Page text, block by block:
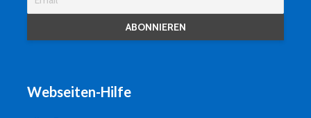
Webseiten-Hilfe